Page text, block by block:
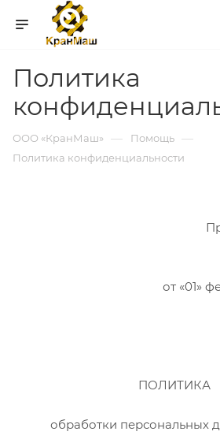
Политика
ООО «КранМаш» — Помощь —
Политика конфиденциальности
от «01»
ПОЛИТИКА
обработки персональных